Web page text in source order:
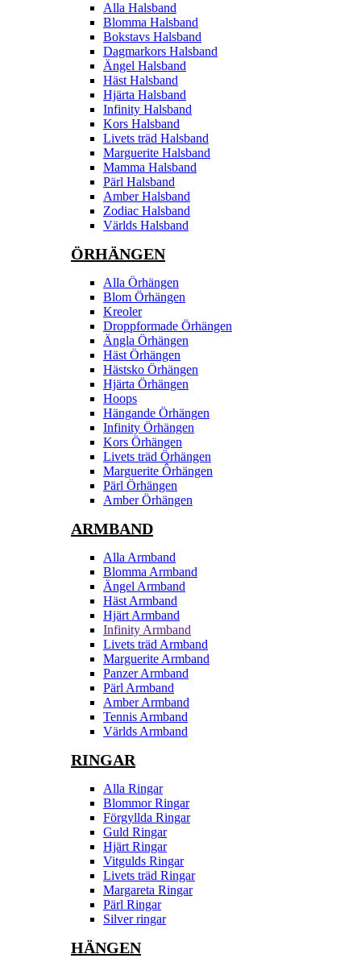
Alla Halsband
Blomma Halsband
Bokstavs Halsband
Dagmarkors Halsband
Ängel Halsband
Häst Halsband
Hjärta Halsband
Infinity Halsband
Kors Halsband
Livets träd Halsband
Marguerite Halsband
Mamma Halsband
Pärl Halsband
Amber Halsband
Zodiac Halsband
Världs Halsband
ÖRHÄNGEN
Alla Örhängen
Blom Örhängen
Kreoler
Droppformade Örhängen
Ängla Örhängen
Häst Örhängen
Hästsko Örhängen
Hjärta Örhängen
Hoops
Hängande Örhängen
Infinity Örhängen
Kors Örhängen
Livets träd Örhängen
Marguerite Ôrhängen
Pärl Örhängen
Amber Örhängen
ARMBAND
Alla Armband
Blomma Armband
Ängel Armband
Häst Armband
Hjärt Armband
Infinity Armband
Livets träd Armband
Marguerite Armband
Panzer Armband
Pärl Armband
Amber Armband
Tennis Armband
Världs Armband
RINGAR
Alla Ringar
Blommor Ringar
Förgyllda Ringar
Guld Ringar
Hjärt Ringar
Vitgulds Ringar
Livets träd Ringar
Margareta Ringar
Pärl Ringar
Silver ringar
HÄNGEN